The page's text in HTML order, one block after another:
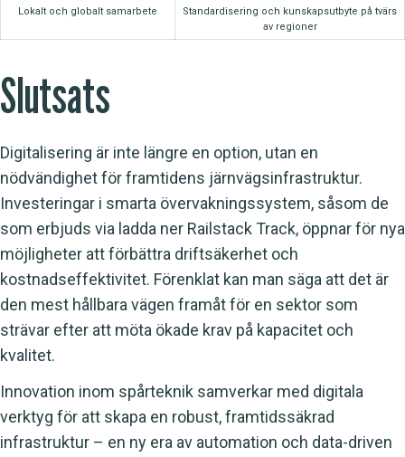
Lokalt och globalt samarbete
Standardisering och kunskapsutbyte på tvärs
av regioner
Slutsats
Digitalisering är inte längre en option, utan en
nödvändighet för framtidens järnvägsinfrastruktur.
Investeringar i smarta övervakningssystem, såsom de
som erbjuds via ladda ner Railstack Track, öppnar för nya
möjligheter att förbättra driftsäkerhet och
kostnadseffektivitet. Förenklat kan man säga att det är
den mest hållbara vägen framåt för en sektor som
strävar efter att möta ökade krav på kapacitet och
kvalitet.
Innovation inom spårteknik samverkar med digitala
verktyg för att skapa en robust, framtidssäkrad
infrastruktur – en ny era av automation och data-driven